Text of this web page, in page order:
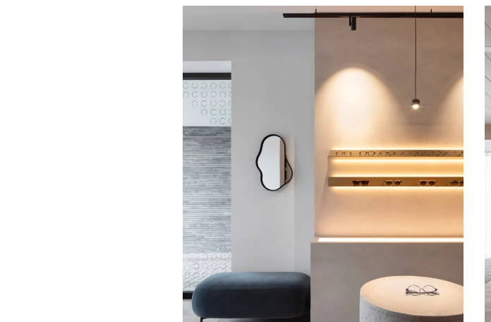
Erleben Sie, wie unsere engagierten Kolleg:innen
Delphine und Glenn dieses Brillenfachgeschäft zum
als auch visuell beeindruckend ist. Mit einem
durchdachten Lichtkonzept und DIALux-Präzision
wurde jedes Detail sorgsam umgesetzt.
MEHR ZU DIESEM PROJEKT